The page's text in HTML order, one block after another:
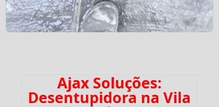
Ajax Soluções:
Desentupidora na Vila